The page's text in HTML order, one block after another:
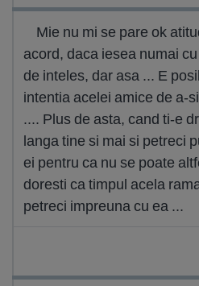
Mie nu mi se pare ok
acord, daca iesea numai
de inteles, dar asa ... E
intentia acelei amice de a-
.... Plus de asta, cand ti-e
langa tine si mai si petreci
ei pentru ca nu se poate
doresti ca timpul acela
petreci impreuna cu ea ...